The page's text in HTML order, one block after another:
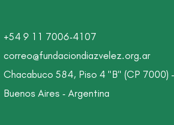
+54 9 11 7006-4107
correo@fundaciondiazvelez.org.ar
Chacabuco 584, Piso 4 "B" (CP 7000) -
Buenos Aires - Argentina